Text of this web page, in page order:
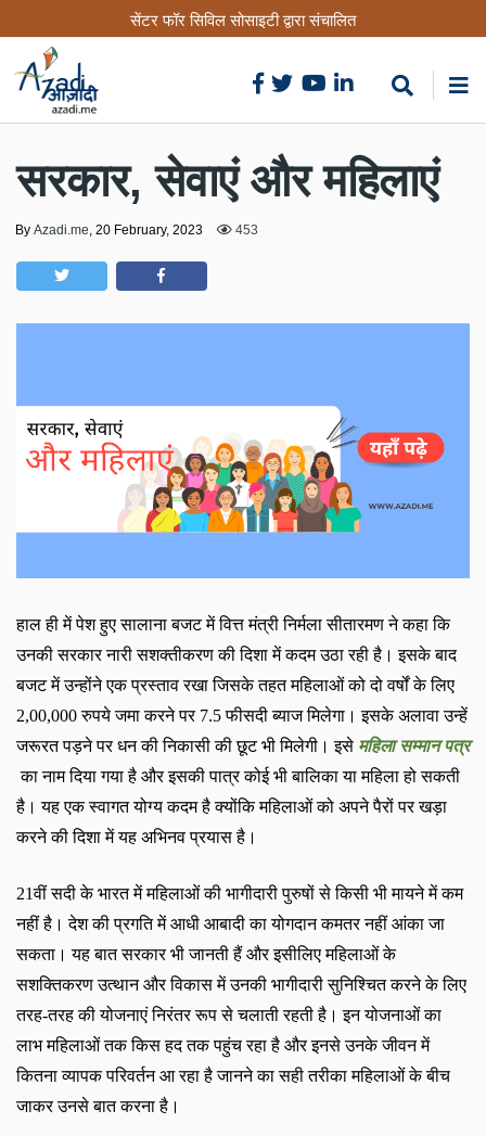
to
content
सेंटर फॉर सिविल सोसाइटी द्वारा संचालित
सरकार, सेवाएं और महिलाएं
By Azadi.me, 20 February, 2023 453
हाल ही में पेश हुए सालाना बजट में वित्त मंत्री निर्मला सीतारमण ने कहा कि
उनकी सरकार नारी सशक्तीकरण की दिशा में कदम उठा रही है। इसके बाद
बजट में उन्होंने एक प्रस्ताव रखा जिसके तहत महिलाओं को दो वर्षों के लिए
2,00,000रुपये जमा करने पर 7.5फीसदी ब्याज मिलेगा। इसके अलावा उन्हें
जरूरत पड़ने पर धन की निकासी की छूट भी मिलेगी।इसे महिला सम्मान पत्र
का नाम दिया गया है और इसकी पात्र कोई भी बालिका या महिला हो सकती
है। यह एक स्वागत योग्य कदम है क्योंकि महिलाओं को अपने पैरों पर खड़ा
करने की दिशा में यह अभिनव प्रयास है।
21वीं सदी के भारत में महिलाओं की भागीदारी पुरुषों से किसी भी मायने में कम
नहीं है। देश की प्रगति में आधी आबादी का योगदान कमतर नहीं आंका जा
सकता। यह बात सरकार भी जानती हैं और इसीलिए महिलाओं के
सशक्तिकरण उत्थान और विकास में उनकी भागीदारी सुनिश्चित करने के लिए
तरह-तरह की योजनाएं निरंतर रूप से चलाती रहती है। इन योजनाओं का
लाभ महिलाओं तक किस हद तक पहुंच रहा है और इनसेउनके जीवन में
कितना व्यापक परिवर्तन आ रहा है जानने का सही तरीका महिलाओं के बीच
जाकर उनसे बातकरना है ।